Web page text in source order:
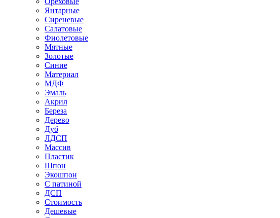
Янтарные
Сиреневые
Салатовые
Фиолетовые
Мятные
Золотые
Синие
Материал
МДФ
Эмаль
Акрил
Береза
Дерево
Дуб
ЛДСП
Массив
Пластик
Шпон
Экошпон
С патиной
ДСП
Стоимость
Дешевые